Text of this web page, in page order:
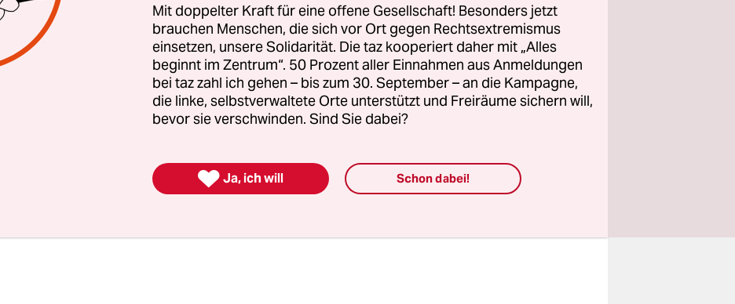
ist es ein Fortschritt, dass bei der Wahl seines Nachfolgers frei
werden konnte. Die Große Koalition, die Schulz mit den
vereinbart hatte, ist zerbrochen. Zum ersten Mal seit
stand nicht von vornherein fest, wer gewinnt.
Mit doppelter Kraft für eine offene Gesellschaft! Besonders jetzt
brauchen Menschen, die sich vor Ort gegen Rechtsextremismus
einsetzen, unsere Solidarität. Die taz kooperiert daher mit „Alles
beginnt im Zentrum“. 50 Prozent aller Einnahmen aus Anmeldungen
bei taz zahl ich gehen – bis zum 30. September – an die Kampagne,
die linke, selbstverwaltete Orte unterstützt und Freiräume sichern will,
bevor sie verschwinden. Sind Sie dabei?
 Ja, ich will Schon dabei!